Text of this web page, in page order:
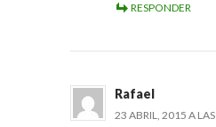
RESPONDER
Rafael
23 ABRIL, 2015 A